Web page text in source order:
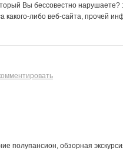
Вы бессовестно нарушаете?
какого-либо веб-сайта, прочей
полупансион, обзорная